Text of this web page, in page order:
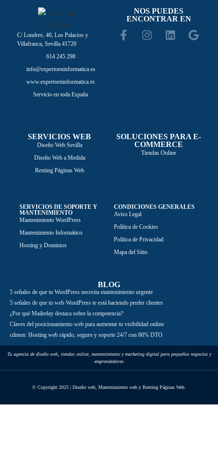
C/ Londres, 40, Los Palacios y
Villafranca, Sevilla 41720
614 245 298
info@expertoeninformatica.es
www.expertoeninformatica.es
Servicio en toda España
NOS PUEDES
ENCONTRAR EN
SERVICIOS WEB
Diseño Web Sevilla
Diseño Web a Medida
Renting Páginas Web
SOLUCIONES PARA E-
COMMERCE
Tiendas Online
SERVICIOS DE SOPORTE Y
MANTENIMIENTO
Mantenimiento WordPress
Mantenimiento Informático
Hosting y Dominios
CONDICIONES GENERALES
Aviso Legal
Política de Cookies
Política de Privacidad
Mapa del Sitio
BLOG
5 señales de que tu WordPress necesita mantenimiento urgente
5 señales de que tu web WordPress te está haciendo perder clientes
¿Por qué Mailrelay destaca sobre la competencia?
Claves del posicionamiento web para aumentar tu visibilidad online
cdmon: Hosting web rápido, seguro y soporte 24/7 con 80% DTO
Tu agencia de diseño web, tiendas online, mantenimiento y marketing digital para pequeños negocios y
emprendedores
© Copyright 2025 | Diseño web, Mantenimiento web y Renting Páginas Web.